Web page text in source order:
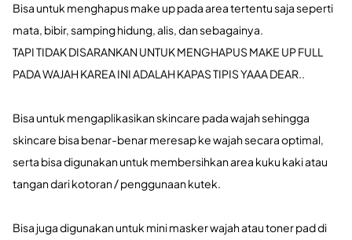
Bisa untuk menghapus make up pada area tertentu saja seperti
mata, bibir, samping hidung, alis, dan sebagainya.
TAPI TIDAK DISARANKAN UNTUK MENGHAPUS MAKE UP FULL
PADA WAJAH KAREA INI ADALAH KAPAS TIPIS YAAA DEAR..
Bisa untuk mengaplikasikan skincare pada wajah sehingga
skincare bisa benar-benar meresap ke wajah secara optimal,
serta bisa digunakan untuk membersihkan area kuku kaki atau
tangan dari kotoran / penggunaan kutek.
Bisa juga digunakan untuk mini masker wajah atau toner pad di